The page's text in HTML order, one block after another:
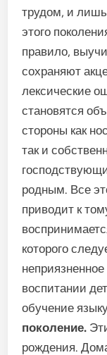
трудом, и лишь
этого
правило,
сохраняют
лексические
становятся
стороны как
так и
родным. Все
приводит к
которого
воспитании
обучение
поколение.
рождения.